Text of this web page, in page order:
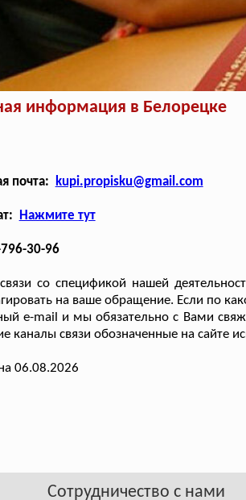
информация в Белорецке
почта: kupi.propisku@gmail.com
Нажмите тут
30-96
со спецификой нашей
на ваше обращение. Если по
e-mail и мы обязательно с Вами
каналы связи обозначенные на сайте
06.08.2026
Сотрудничество с нами